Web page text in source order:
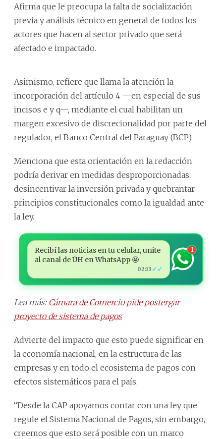
Afirma que le preocupa la falta de socialización
previa y análisis técnico en general de todos los
actores que hacen al sector privado que será
afectado e impactado.
Asimismo, refiere que llama la atención la
incorporación del artículo 4 —en especial de sus
incisos e y q—, mediante el cual habilitan un
margen excesivo de discrecionalidad por parte del
regulador, el Banco Central del Paraguay (BCP).
Menciona que esta orientación en la redacción
podría derivar en medidas desproporcionadas,
desincentivar la inversión privada y quebrantar
principios constitucionales como la igualdad ante
la ley.
Recibí las noticias en tu celular, unite
al canal de ÚH en WhatsApp 🤩
02:13 ✓✓
1
Lea más: Cámara de Comercio pide postergar
proyecto de sistema de pagos
Advierte del impacto que esto puede significar en
la economía nacional, en la estructura de las
empresas y en todo el ecosistema de pagos con
efectos sistemáticos para el país.
“Desde la CAP apoyamos contar con una ley que
regule el Sistema Nacional de Pagos, sin embargo,
creemos que esto será posible con un marco